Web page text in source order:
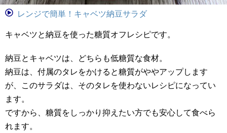
レンジで簡単！キャベツ納豆サラダ
キャベツと納豆を使った糖質オフレシピです。
納豆とキャベツは、どちらも低糖質な食材。
納豆は、付属のタレをかけると糖質がややアップします
が、このサラダは、そのタレを使わないレシピになってい
ます。
ですから、糖質をしっかり抑えたい方でも安心して食べら
れます。